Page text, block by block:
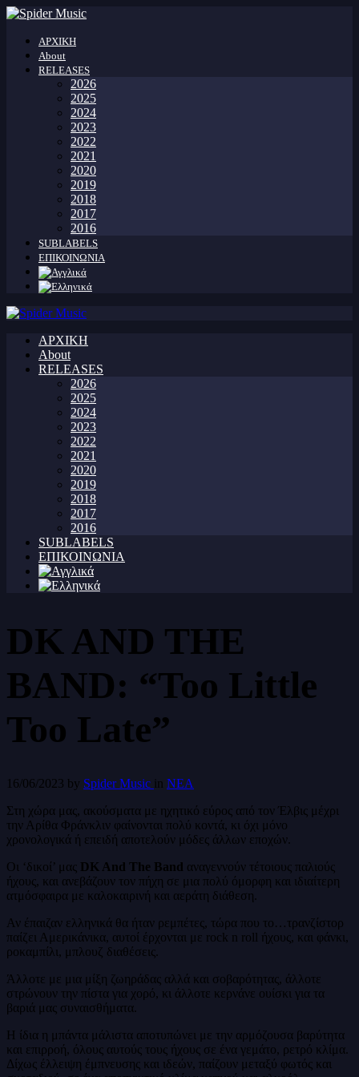
ΑΡΧΙΚΗ
About
RELEASES
2026
2025
2024
2023
2022
2021
2020
2019
2018
2017
2016
SUBLABELS
ΕΠΙΚΟΙΝΩΝΙΑ
ΑΡΧΙΚΗ
About
RELEASES
2026
2025
2024
2023
2022
2021
2020
2019
2018
2017
2016
SUBLABELS
ΕΠΙΚΟΙΝΩΝΙΑ
DK AND THE
BAND: “Too Little
Too Late”
16/06/2023 by Spider Music in ΝΕΑ
Στη χώρα μας, ακούσματα με ηχητικό εύρος από τον Έλβις μέχρι
την Αρίθα Φράνκλιν φαίνονται πολύ κοντά, κι όχι μόνο
χρονολογικά ή επειδή αποτελούν μόδες άλλων εποχών.
Οι ‘δικοί’ μας DK And The Band αναγεννούν τέτοιους παλιούς
ήχους, και ανεβάζουν τον πήχη σε μια πολύ όμορφη και ιδιαίτερη
ατμόσφαιρα με καλοκαιρινή και αεράτη διάθεση.
Αν έπαιζαν ελληνικά θα ήταν ρεμπέτες, τώρα που το…τρανζίστορ
παίζει Αμερικάνικα, αυτοί έρχονται με rock n roll ήχους, και φάνκι,
ροκαμπίλι, μπλουζ διαθέσεις.
Άλλοτε με μια μίξη ζωηράδας αλλά και σοβαρότητας, άλλοτε
στρώνουν την πίστα για χορό, κι άλλοτε κερνάνε ουίσκι για τα
βαριά μας συναισθήματα.
Η ίδια η μπάντα μάλιστα αποτυπώνει με την αρμόζουσα βαρύτητα
και επιρροή, όλους αυτούς τους ήχους σε ένα γεμάτο, ρετρό κλίμα.
Δίχως έλλειψη έμπνευσης και ιδεών, παίζουν μεταξύ φωτός και